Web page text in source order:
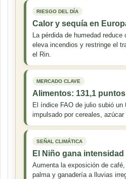
RIESGO DEL DÍA
Calor y sequía en
La pérdida de humedad reduce
eleva incendios y restringe el
el Rin.
MERCADO CLAVE
Alimentos: 131,1 puntos
El índice FAO de julio subió un
impulsado por cereales, azúcar
SEÑAL CLIMÁTICA
El Niño gana intensidad
Aumenta la exposición de
palma y ganadería a lluvias